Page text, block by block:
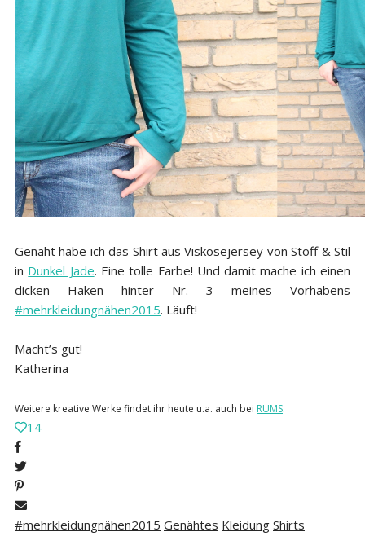
Genäht habe ich das Shirt aus Viskosejersey von Stoff & Stil
in Dunkel Jade. Eine tolle Farbe! Und damit mache ich einen
dicken Haken hinter Nr. 3 meines Vorhabens
#mehrkleidungnähen2015. Läuft!
Macht’s gut!
Katherina
Weitere kreative Werke findet ihr heute u.a. auch bei RUMS.
14
#mehrkleidungnähen2015 Genähtes Kleidung Shirts